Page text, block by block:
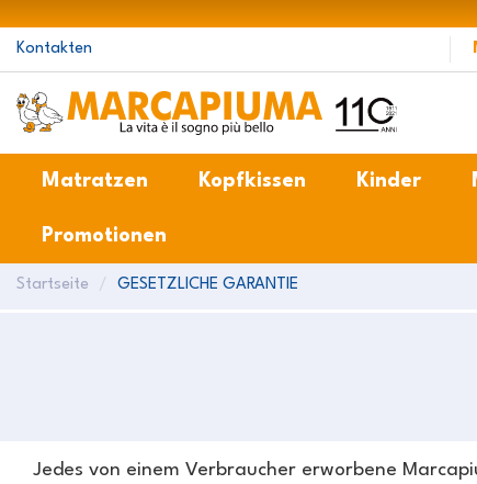
Kontakten
Matratzen Kopfkissen Kinder
Promotionen
Startseite GESETZLICHE GARANTIE
Jedes von einem Verbraucher erworbene